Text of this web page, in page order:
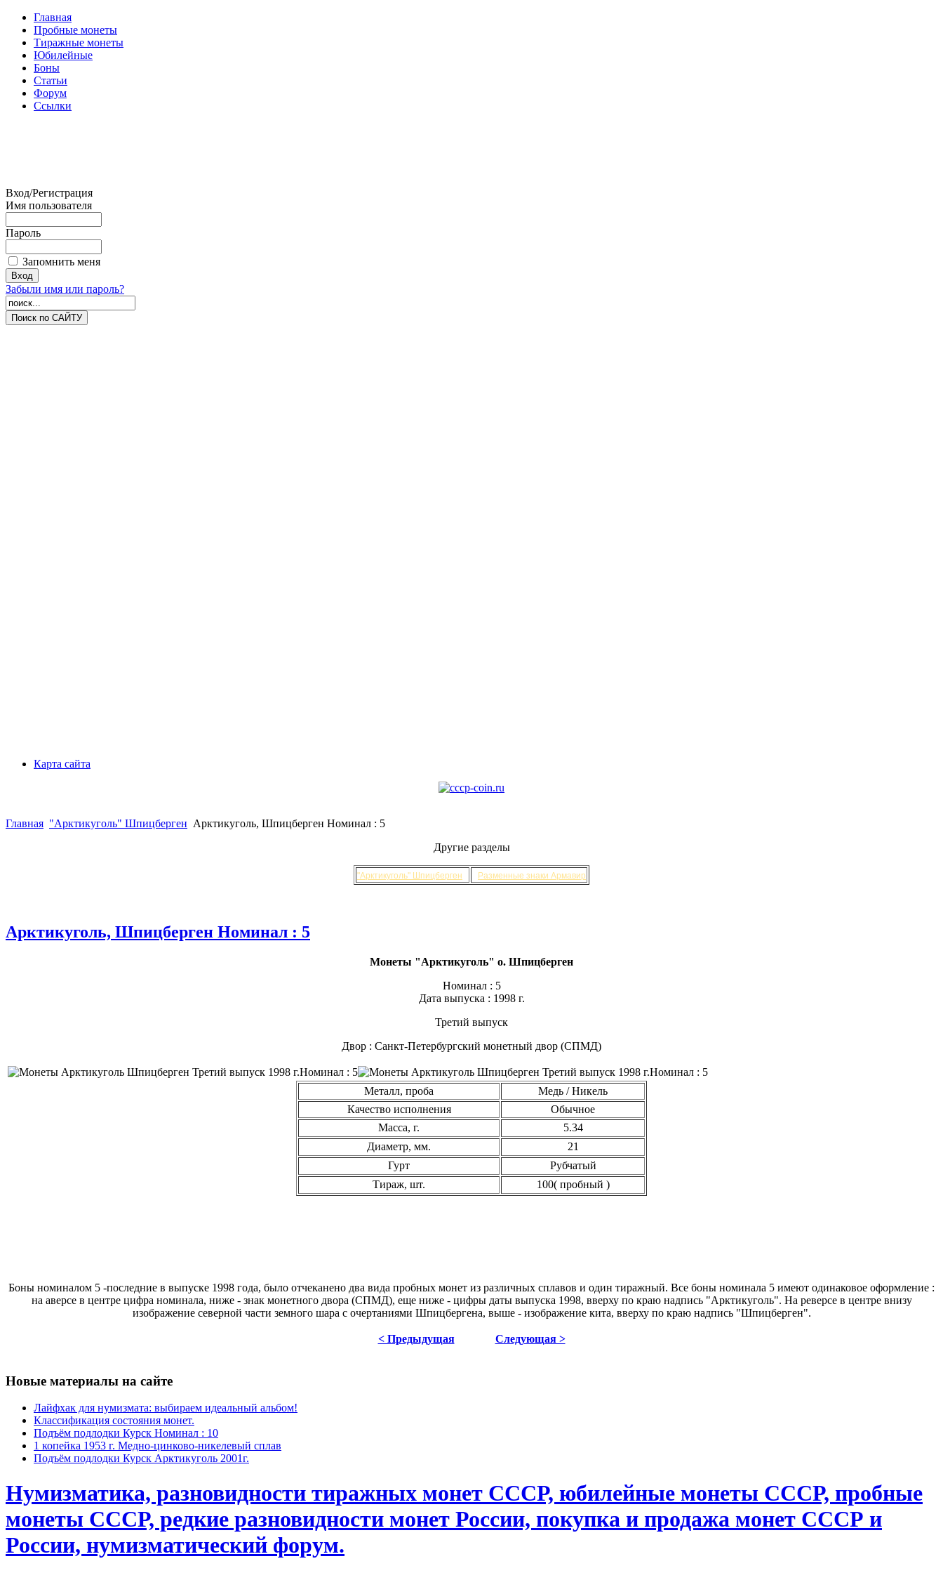
Главная
Пробные монеты
Тиражные монеты
Юбилейные
Боны
Статьи
Форум
Ссылки
Вход/Регистрация
Имя пользователя
Пароль
Запомнить меня
Забыли имя или пароль?
Карта сайта
Главная "Арктикуголь" Шпицберген Арктикуголь, Шпицберген Номинал : 5
Другие разделы
"Арктикуголь" Шпицберген Разменные знаки Армавир
Арктикуголь, Шпицберген Номинал : 5
Монеты "Арктикуголь" о. Шпицберген
Номинал : 5
Дата выпуска : 1998 г.
Третий выпуск
Двор : Санкт-Петербургский монетный двор (СПМД)
Металл, проба
Медь / Никель
Качество исполнения
Обычное
Масса, г.
5.34
Диаметр, мм.
21
Гурт
Рубчатый
Тираж, шт.
100( пробный )
Боны номиналом 5 -последние в выпуске 1998 года, было отчеканено два вида пробных монет из различных сплавов и один тиражный. Все боны номинала 5 имеют одинаковое оформление :
на аверсе в центре цифра номинала, ниже - знак монетного двора (СПМД), еще ниже - цифры даты выпуска 1998, вверху по краю надпись "Арктикуголь". На реверсе в центре внизу
изображение северной части земного шара с очертаниями Шпицбергена, выше - изображение кита, вверху по краю надпись "Шпицберген".
< Предыдущая Следующая >
Новые материалы на сайте
Лайфхак для нумизмата: выбираем идеальный альбом!
Классификация состояния монет.
Подъём подлодки Курск Номинал : 10
1 копейка 1953 г. Медно-цинково-никелевый сплав
Подъём подлодки Курск Арктикуголь 2001г.
Нумизматика, разновидности тиражных монет СССР, юбилейные монеты СССР, пробные
монеты СССР, редкие разновидности монет России, покупка и продажа монет СССР и
России, нумизматический форум.